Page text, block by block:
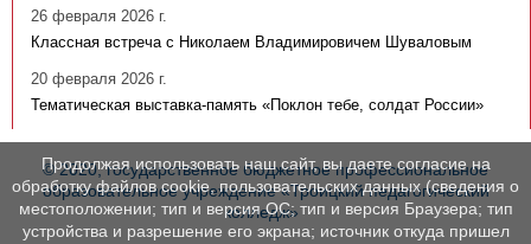
26 февраля 2026 г.
Классная встреча с Николаем Владимировичем Шуваловым
20 февраля 2026 г.
Тематическая выставка-память «Поклон тебе, солдат России»
© 2020, государственное бюджетное профессиональное
образовательное учреждение «Троицкий педагогический
колледж»
Продолжая использовать наш сайт, вы даете согласие на
обработку файлов cookie, пользовательских данных (сведения о
местоположении; тип и версия ОС; тип и версия Браузера; тип
устройства и разрешение его экрана; источник откуда пришел